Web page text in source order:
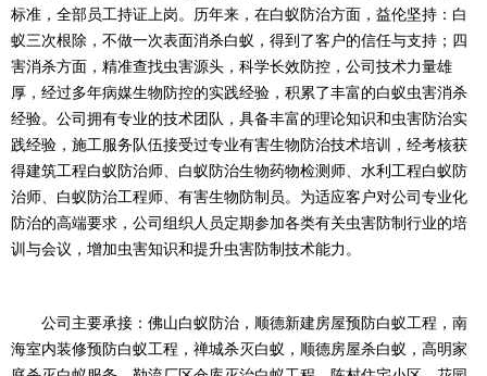
标准，全部员工持证上岗。历年来，在白蚁防治方面，益伦坚持：白
蚁三次根除，不做一次表面消杀白蚁，得到了客户的信任与支持；四
害消杀方面，精准查找虫害源头，科学长效防控，公司技术力量雄
厚，经过多年病媒生物防控的实践经验，积累了丰富的白蚁虫害消杀
经验。公司拥有专业的技术团队，具备丰富的理论知识和虫害防治实
践经验，施工服务队伍接受过专业有害生物防治技术培训，经考核获
得建筑工程白蚁防治师、白蚁防治生物药物检测师、水利工程白蚁防
治师、白蚁防治工程师、有害生物防制员。为适应客户对公司专业化
防治的高端要求，公司组织人员定期参加各类有关虫害防制行业的培
训与会议，增加虫害知识和提升虫害防制技术能力。
公司主要承接：佛山白蚁防治，顺德新建房屋预防白蚁工程，南
海室内装修预防白蚁工程，禅城杀灭白蚁，顺德房屋杀白蚁，高明家